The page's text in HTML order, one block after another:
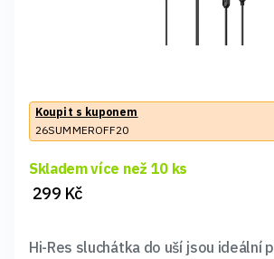
Koupit s kuponem
26SUMMEROFF20
Skladem více než 10 ks
299 Kč
Hi-Res sluchátka do uší jsou ideální